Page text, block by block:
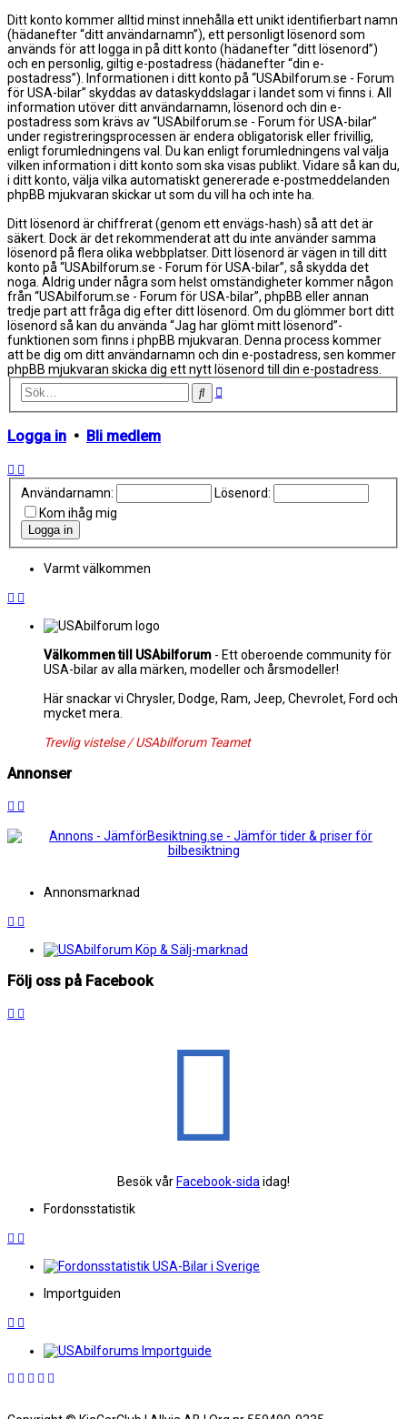
Ditt konto kommer alltid minst innehålla ett unikt identifierbart namn
(hädanefter “ditt användarnamn”), ett personligt lösenord som
används för att logga in på ditt konto (hädanefter “ditt lösenord”)
och en personlig, giltig e-postadress (hädanefter “din e-
postadress”). Informationen i ditt konto på “USAbilforum.se - Forum
för USA-bilar” skyddas av dataskyddslagar i landet som vi finns i. All
information utöver ditt användarnamn, lösenord och din e-
postadress som krävs av “USAbilforum.se - Forum för USA-bilar”
under registreringsprocessen är endera obligatorisk eller frivillig,
enligt forumledningens val. Du kan enligt forumledningens val välja
vilken information i ditt konto som ska visas publikt. Vidare så kan du,
i ditt konto, välja vilka automatiskt genererade e-postmeddelanden
phpBB mjukvaran skickar ut som du vill ha och inte ha.
Ditt lösenord är chiffrerat (genom ett envägs-hash) så att det är
säkert. Dock är det rekommenderat att du inte använder samma
lösenord på flera olika webbplatser. Ditt lösenord är vägen in till ditt
konto på “USAbilforum.se - Forum för USA-bilar”, så skydda det
noga. Aldrig under några som helst omständigheter kommer någon
från “USAbilforum.se - Forum för USA-bilar”, phpBB eller annan
tredje part att fråga dig efter ditt lösenord. Om du glömmer bort ditt
lösenord så kan du använda “Jag har glömt mitt lösenord”-
funktionen som finns i phpBB mjukvaran. Denna process kommer
att be dig om ditt användarnamn och din e-postadress, sen kommer
phpBB mjukvaran skicka dig ett nytt lösenord till din e-postadress.
SökAvancerad
Logga in • Bli medlem
Användarnamn:
Lösenord:
Kom ihåg mig
Varmt välkommen
Välkommen till USAbilforum - Ett oberoende community för
USA-bilar av alla märken, modeller och årsmodeller!
Här snackar vi Chrysler, Dodge, Ram, Jeep, Chevrolet, Ford och
mycket mera.
Trevlig vistelse / USAbilforum Teamet
Annonser
Annonsmarknad
Följ oss på Facebook
Besök vår Facebook-sida idag!
Fordonsstatistik
Importguiden